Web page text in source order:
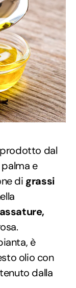
dal
e
di grassi
è
olio con
dalla